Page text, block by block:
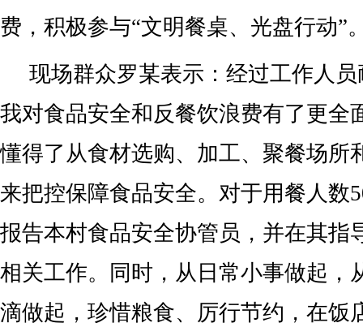
费，积极参与“文明餐桌、光盘行动”
现场群众罗某表示：经过工作人
我对食品安全和反餐饮浪费有了更全
懂得了从食材选购、加工、聚餐场所
来把控保障食品安全。对于用餐人数
报告本村食品安全协管员，并在其指
相关工作。同时，从日常小事做起，
滴做起，珍惜粮食、厉行节约，在饭